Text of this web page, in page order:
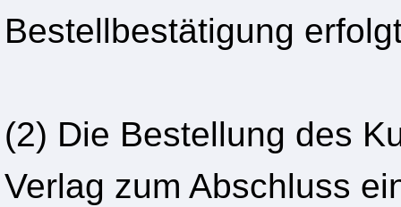
Bestellbestätigung
(2) Die Bestellung des
Verlag zum Abschluss